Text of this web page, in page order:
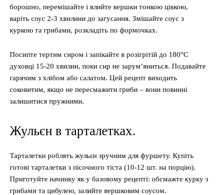
борошно, перемішайте і влийте вершки тонкою цівкою,
варіть соус 2-3 хвилини до загусання. Змішайте соус з
куркою та грибами, розкладіть по формочках.
Посипте тертим сиром і запікайте в розігрітій до 180°C
духовці 15-20 хвилин, поки сир не зарум’яниться. Подавайте
гарячим з хлібом або салатом. Цей рецепт виходить
соковитим, якщо не пересмажити гриби – вони повинні
залишитися пружними.
Жульєн в тарталетках.
Тарталетки роблять жульєн зручним для фуршету. Купіть
готові тарталетки з пісочного тіста (10-12 шт. на порцію).
Приготуйте начинку як у базовому рецепті: обсмажте курку з
грибами та цибулею, залийте вершковим соусом.